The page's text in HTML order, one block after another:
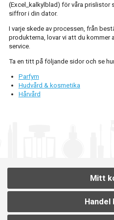
(Excel_kalkylblad) för våra prislistor
siffror i din dator.
I varje skede av processen, från
produkterna, lovar vi att du kommer
service.
Ta en titt på följande sidor och se
Parfym
Hudvård & kosmetika
Hårvård
Mitt
Handel